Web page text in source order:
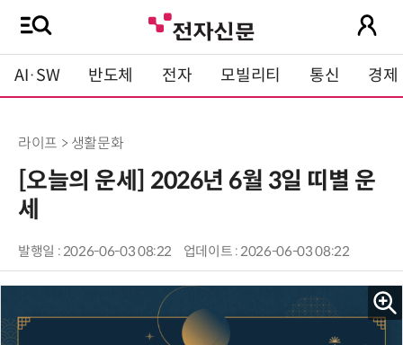
AI·SW 반도체 전자 모빌리티 통신 경제
라이프 > 생활문화
[오늘의 운세] 2026년 6월 3일 띠별 운
세
발행일 : 2026-06-03 08:22 업데이트 : 2026-06-03 08:22